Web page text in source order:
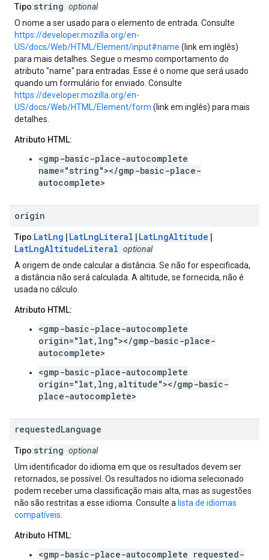
Tipo:string optional
O nome a ser usado para o elemento de entrada. Consulte
https://developer.mozilla.org/en-
US/docs/Web/HTML/Element/input#name (link em inglês)
para mais detalhes. Segue o mesmo comportamento do
atributo "name" para entradas. Esse é o nome que será usado
quando um formulário for enviado. Consulte
https://developer.mozilla.org/en-
US/docs/Web/HTML/Element/form (link em inglês) para mais
detalhes.
Atributo HTML:
<gmp-basic-place-autocomplete
name="string"></gmp-basic-place-
autocomplete>
origin
Tipo:LatLng | LatLngLiteral | LatLngAltitude |
LatLngAltitudeLiteral optional
A origem de onde calcular a distância. Se não for especificada,
a distância não será calculada. A altitude, se fornecida, não é
usada no cálculo.
Atributo HTML:
<gmp-basic-place-autocomplete
origin="lat,lng"></gmp-basic-place-
autocomplete>
<gmp-basic-place-autocomplete
origin="lat,lng,altitude"></gmp-basic-
place-autocomplete>
requestedLanguage
Tipo:string optional
Um identificador do idioma em que os resultados devem ser
retornados, se possível. Os resultados no idioma selecionado
podem receber uma classificação mais alta, mas as sugestões
não são restritas a esse idioma. Consulte a lista de idiomas
compatíveis
Atributo HTML:
<gmp-basic-place-autocomplete requested-